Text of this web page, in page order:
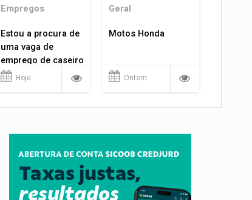
Empregos
Estou a procura de
uma vaga de
emprego de caseiro
em porto velho
Hoje
Geral
Motos Honda
Ontem